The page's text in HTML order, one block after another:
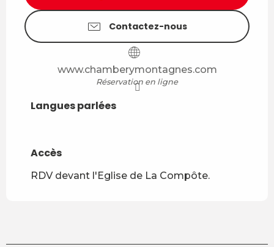
Contactez-nous
www.chamberymontagnes.com
Réservation en ligne
Langues parlées
Langues parlées
Accès
Accès
RDV devant l'Eglise de La Compôte.